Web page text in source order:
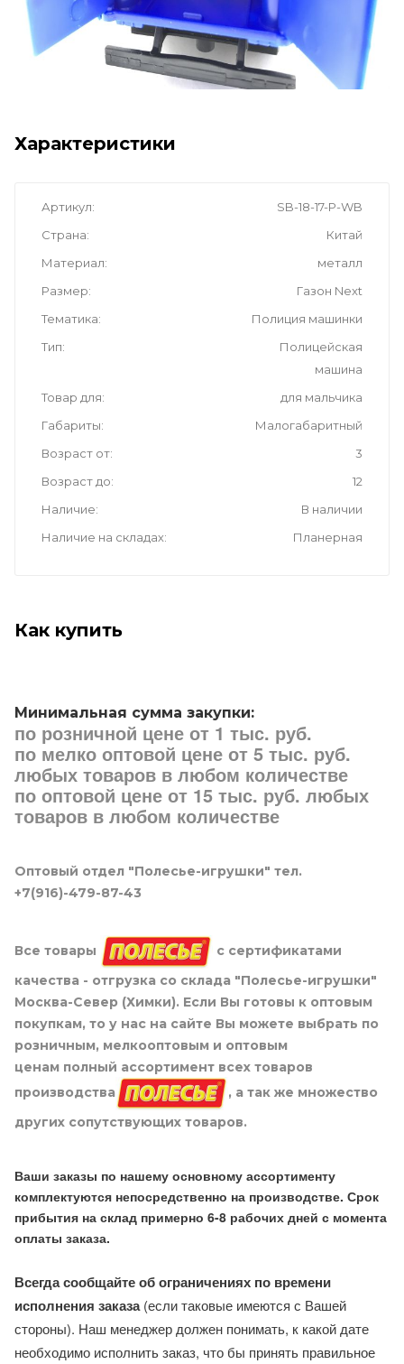
Характеристики
Артикул
SB-18-17-P-WB
Страна
Китай
Материал
металл
Размер
Газон Next
Тематика
Полиция машинки
Тип
Полицейская
машина
Товар для
для мальчика
Габариты
Малогабаритный
Возраст от
3
Возраст до
12
Наличие
В наличии
Наличие на складах
Планерная
Как купить
Минимальная сумма закупки:
по розничной цене от 1 тыс. руб.
по мелко оптовой цене от 5 тыс. руб.
любых товаров в любом количестве
по оптовой цене от 15 тыс. руб. любых
товаров в любом количестве
Оптовый отдел "Полесье-игрушки" тел.
+7(916)-479-87-43
Все товары
с сертификатами
качества - отгрузка со склада "Полесье-игрушки"
Москва-Север (Химки). Если Вы готовы к оптовым
покупкам, то у нас на сайте Вы можете выбрать по
розничным, мелкооптовым и оптовым
ценам полный ассортимент всех товаров
производства
, а так же множество
других сопутствующих товаров.
Ваши заказы по нашему основному ассортименту
комплектуются непосредственно на производстве. Срок
прибытия на склад примерно 6-8 рабочих дней с момента
оплаты заказа.
Всегда сообщайте об ограничениях по времени
исполнения заказа(если таковые имеются с Вашей
стороны). Наш менеджер должен понимать, к какой дате
необходимо исполнить заказ, что бы принять правильное